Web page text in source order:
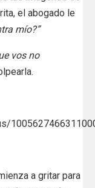
el abogado le
mío?”
vos no
a gritar para